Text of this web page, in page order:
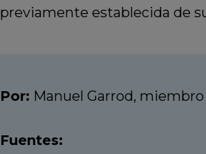
previamente establecida de
Por: Manuel Garrod,
Fuentes: